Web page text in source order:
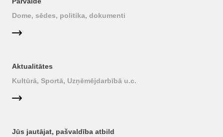
Dome, sēdes, politika, dokumenti
Aktualitātes
Kultūrā, Sportā, Uzņēmējdarbībā u.c.
Jūs jautājat, pašvaldība atbild